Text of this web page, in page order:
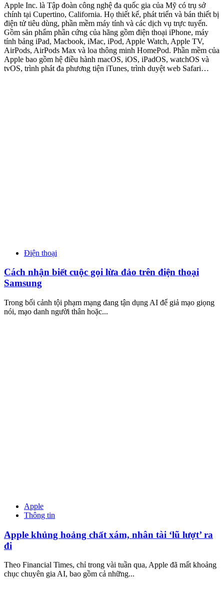
Apple Inc. là Tập đoàn công nghệ đa quốc gia của Mỹ có trụ sở
chính tại Cupertino, California. Họ thiết kế, phát triển và bán thiết bị
điện tử tiêu dùng, phần mềm máy tính và các dịch vụ trực tuyến.
Gồm sản phẩm phần cứng của hãng gồm điện thoại iPhone, máy
tính bảng iPad, Macbook, iMac, iPod, Apple Watch, Apple TV,
AirPods, AirPods Max và loa thông minh HomePod. Phần mềm của
Apple bao gồm hệ điều hành macOS, iOS, iPadOS, watchOS và
tvOS, trình phát đa phương tiện iTunes, trình duyệt web Safari…
Điện thoại
Cách nhận biết cuộc gọi lừa đảo trên điện thoại
Samsung
Trong bối cảnh tội phạm mạng đang tận dụng AI để giả mạo giọng
nói, mạo danh người thân hoặc...
Apple
Thông tin
Apple khủng hoảng chất xám, nhân tài ‘lũ lượt’ ra
đi
Theo Financial Times, chỉ trong vài tuần qua, Apple đã mất khoảng
chục chuyên gia AI, bao gồm cả những...